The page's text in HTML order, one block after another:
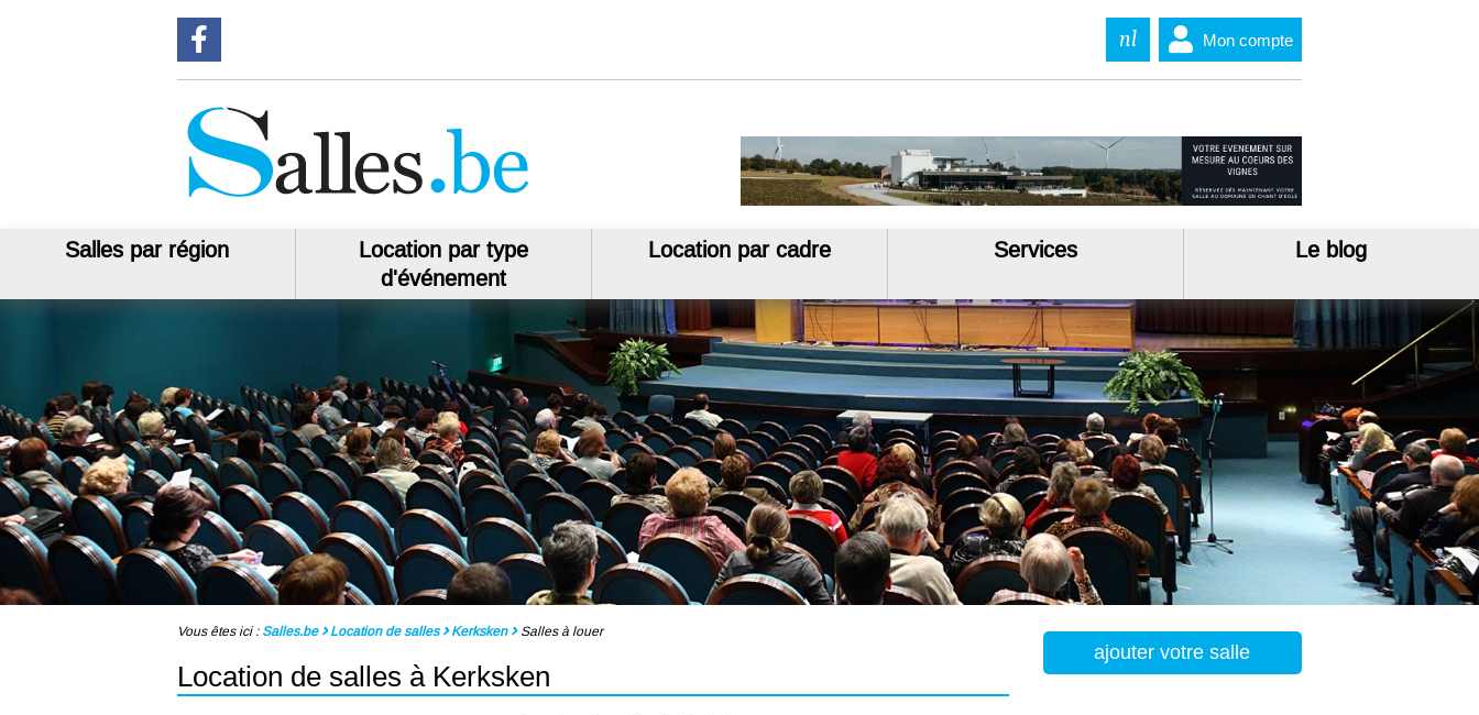
nl Mon compte
Salles par région
Location par type
d'événement
Location par cadre Services Le blog
Vous êtes ici : Salles.be Location de salles Kerksken Salles à louer
Location de salles à Kerksken
ajouter votre salle